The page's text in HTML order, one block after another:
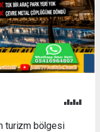
turizm bölgesi